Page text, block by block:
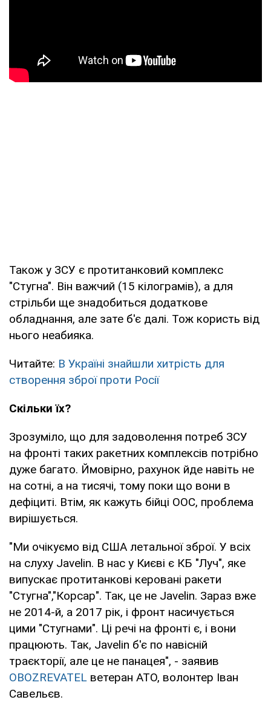
Також у ЗСУ є протитанковий комплекс
"Стугна". Він важчий (15 кілограмів), а для
стрільби ще знадобиться додаткове
обладнання, але зате б'є далі. Тож користь від
нього неабияка.
Читайте: В Україні знайшли хитрість для
створення зброї проти Росії
Скільки їх?
Зрозуміло, що для задоволення потреб ЗСУ
на фронті таких ракетних комплексів потрібно
дуже багато. Ймовірно, рахунок йде навіть не
на сотні, а на тисячі, тому поки що вони в
дефіциті. Втім, як кажуть бійці ООС, проблема
вирішується.
"Ми очікуємо від США летальної зброї. У всіх
на слуху Javelin. В нас у Києві є КБ "Луч", яке
випускає протитанкові керовані ракети
"Стугна","Корсар". Так, це не Javelin. Зараз вже
не 2014-й, а 2017 рік, і фронт насичується
цими "Стугнами". Ці речі на фронті є, і вони
працюють. Так, Javelin б'є по навісній
траєкторії, але це не панацея", - заявив
OBOZREVATEL ветеран АТО, волонтер Іван
Савельєв.